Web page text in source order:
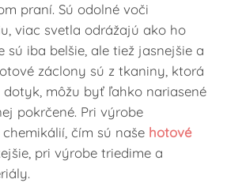
praní. Sú odolné voči
viac svetla odrážajú ako ho
sú iba belšie, ale tiež jasnejšie a
záclony sú z tkaniny, ktorá
môžu byť ľahko nariasené
pokrčené. Pri výrobe
čím sú naše hotové
pri výrobe triedime a